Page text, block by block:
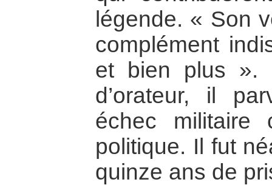
légende. « Son
complément
et bien plus ».
d’orateur, il
échec militaire
politique. Il fut
quinze ans de